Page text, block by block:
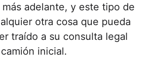
adelante, y este tipo de
otra cosa que pueda
traído a su consulta legal
inicial.